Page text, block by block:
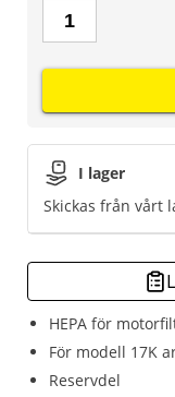
HEPA för
För modell 17K
Reservdel
I lager
Skickas från vårt